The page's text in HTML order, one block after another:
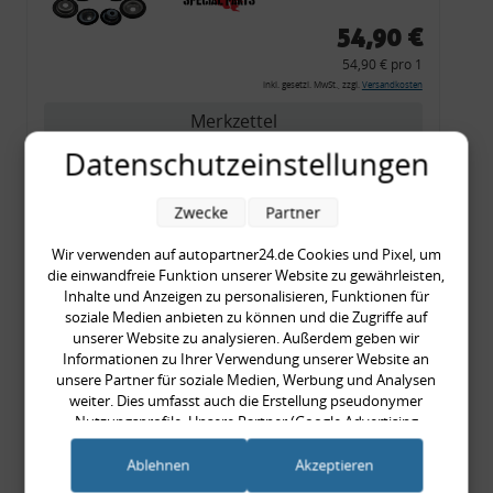
54,90 €
54,90 € pro 1
inkl. gesetzl. MwSt., zzgl. Versandkosten
Merkzettel
Zum Artikel
Rückleuchtenband mit
Blinker, rot, US-Ecken,
Audi 80 Cabrio, Typ 89,
OE-Nr.: 8G0945225 +
8G0945225C
999,99 €
999,99 € pro 1
inkl. gesetzl. MwSt., zzgl.Versandkosten
Datenschutzeinstellungen
Wir verwenden auf autopartner24.de Cookies und Pixel, um
die einwandfreie Funktion unserer Website zu gewährleisten,
Inhalte und Anzeigen zu personalisieren, Funktionen für
soziale Medien anbieten zu können und die Zugriffe auf
unserer Website zu analysieren. Außerdem geben wir
Informationen zu Ihrer Verwendung unserer Website an
unsere Partner für soziale Medien, Werbung und Analysen
weiter. Dies umfasst auch die Erstellung pseudonymer
Nutzungsprofile. Unsere Partner (Google Advertising
Products) führen diese Informationen möglicherweise mit
weiteren Daten zusammen, die Sie ihnen bereitgestellt haben
Zwecke Partner
Ablehnen Akzeptieren